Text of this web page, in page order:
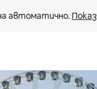
автоматично.